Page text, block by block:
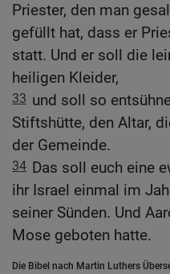
Priester, den man
gefüllt hat, dass er
statt. Und er soll die
heiligen Kleider,
33 und soll so
Stiftshütte, den Altar,
der Gemeinde.
34 Das soll euch eine
ihr Israel einmal im
seiner Sünden. Und
Mose geboten hatte.
Die Bibel nach Martin Luthers